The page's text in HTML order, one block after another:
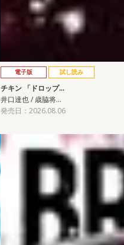
電子版 試し読み
チキン 「ドロップ…
井口達也 / 歳脇将…
発売日：2026.08.06